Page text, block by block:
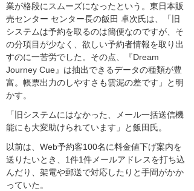
業が格段にスムーズになったという。東日本販
売センター センター長の飯田 卓次氏は、「旧
システムは予約を取るのは簡便なのですが、そ
の分項目が少なく、欲しい予約者情報を取り出
すのに一苦労でした。その点、『Dream
Journey Cue』は抽出できるデータの種類が豊
富。帳票出力のしやすさも雲泥の差です」と明
かす。
「旧システムにはなかった、メール一括送信機
能にも大変助けられています」と飯田氏。
以前は、Web予約客100名に料金値下げ案内を
送りたいとき、1件1件メールアドレスを打ち込
んだり、架電や郵送で対応したりと手間がかか
っていた。